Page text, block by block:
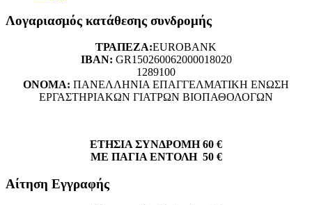
Λογαριασμός κατάθεσης συνδρομής
ΤΡΑΠΕΖΑ:EUROBANK
ΙΒΑΝ: GR150260062000018020
1289100
ΟΝΟΜΑ: ΠΑΝΕΛΛΗΝΙΑ ΕΠΑΓΓΕΛΜΑΤΙΚΗ ΕΝΩΣΗ
ΕΡΓΑΣΤΗΡΙΑΚΩΝ ΓΙΑΤΡΩΝ ΒΙΟΠΑΘΟΛΟΓΩΝ
ΕΤΗΣΙΑ ΣΥΝΔΡΟΜΗ 60 €
ΜΕ ΠΑΓΙΑ ΕΝΤΟΛΗ 50 €
Αίτηση Εγγραφής